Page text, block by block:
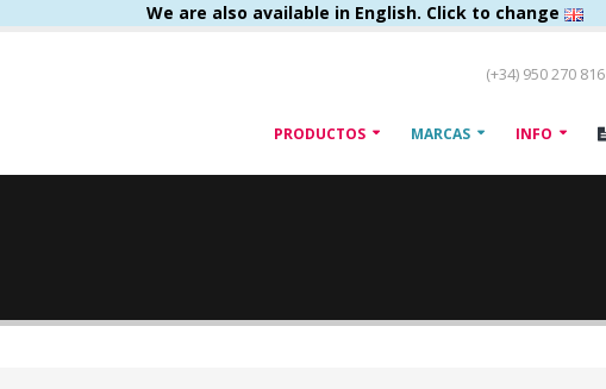
We are also available in English. Click to change
(+34) 950 270 816
PRODUCTOS MARCAS INFO